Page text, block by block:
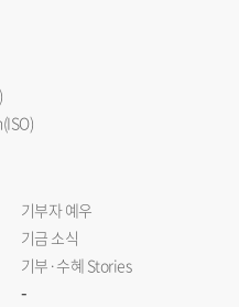
기부자 예우
기금 소식
기부·수혜 Stories
-